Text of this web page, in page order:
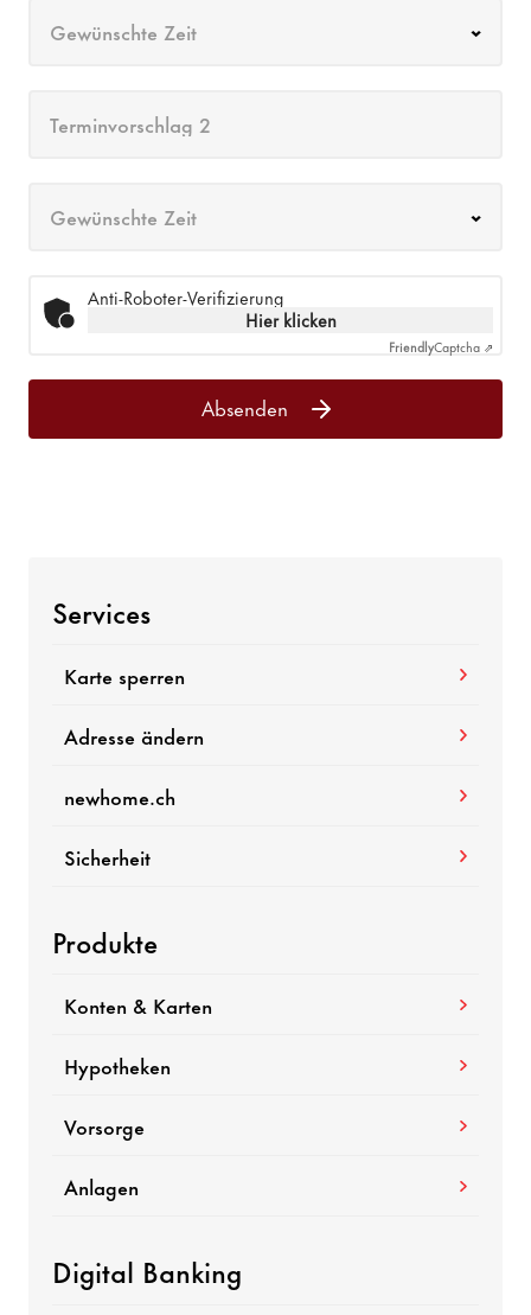
Gewünschte Zeit
Terminvorschlag 2
Gewünschte Zeit
Anti-Roboter-Verifizierung
Hier klicken
FriendlyCaptcha ⇗
Absenden
Services
Karte sperren
Adresse ändern
newhome.ch
Sicherheit
Produkte
Konten & Karten
Hypotheken
Vorsorge
Anlagen
Digital Banking